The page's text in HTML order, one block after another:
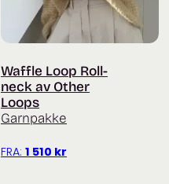
Waffle Loop Roll-
neck av Other
Loops
Garnpakke
FRA: 1 510 kr